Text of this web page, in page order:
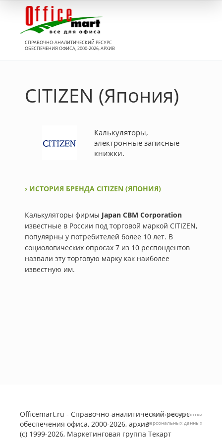
СПРАВОЧНО-АНАЛИТИЧЕСКИЙ РЕСУРС
ОБЕСПЕЧЕНИЯ ОФИСА, 2000-2026, АРХИВ
CITIZEN (Япония)
Калькуляторы,
электронные записные
книжки.
› ИСТОРИЯ БРЕНДА CITIZEN (ЯПОНИЯ)
Калькуляторы фирмы Japan CBM Corporation
известные в России под торговой маркой CITIZEN,
популярны у потребителей более 10 лет. В
социологических опросах 7 из 10 респондентов
назвали эту торговую марку как наиболее
известную им.
Officemart.ru - Справочно-аналитический ресурс
обеспечения офиса, 2000-2026, архив
(с) 1999-2026, Маркетинговая группа Текарт
Политика обработки
персональных данных